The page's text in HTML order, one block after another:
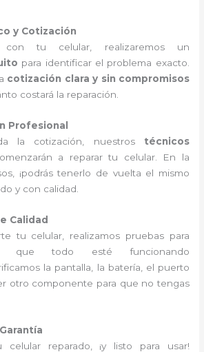
y Cotización
con tu celular, realizaremos un
para identificar el problema exacto.
cotización clara y sin compromisos
costará la reparación.
Profesional
la cotización, nuestros técnicos
a reparar tu celular. En la
¡podrás tenerlo de vuelta el mismo
y con calidad.
Calidad
tu celular, realizamos pruebas para
que todo esté funcionando
la pantalla, la batería, el puerto
otro componente para que no tengas
celular reparado, ¡y listo para usar!